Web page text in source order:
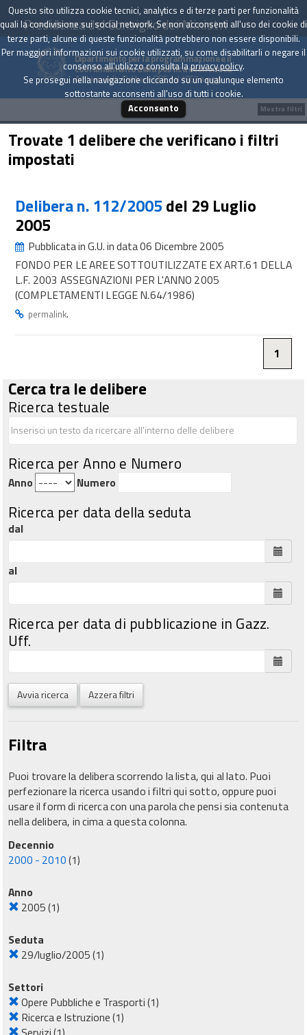
Presidenza del Consiglio dei Ministri
Dipartimento per la programmazione e il
coordinamento della politica economica
Archivio delle Delibere CIPE dal 1967 a oggi
Trovate 1 delibere che verificano i filtri
impostati
Delibera n. 112/2005 del 29 Luglio
2005
Pubblicata in G.U. in data 06 Dicembre 2005
FONDO PER LE AREE SOTTOUTILIZZATE EX ART.61 DELLA
L.F. 2003 ASSEGNAZIONI PER L'ANNO 2005
(COMPLETAMENTI LEGGE N.64/1986)
permalink.
1
Cerca tra le delibere
Ricerca testuale
Ricerca per Anno e Numero
Anno Numero
Ricerca per data della seduta
dal
al
Ricerca per data di pubblicazione in Gazz.
Uff.
Avvia ricerca Azzera filtri
Filtra
Puoi trovare la delibera scorrendo la lista, qui al lato. Puoi
perfezionare la ricerca usando i filtri qui sotto, oppure puoi
usare il form di ricerca con una parola che pensi sia contenuta
nella delibera, in cima a questa colonna.
Decennio
2000 - 2010(1)
Anno
2005(1)
Seduta
29/luglio/2005(1)
Settori
Opere Pubbliche e Trasporti(1)
Ricerca e Istruzione(1)
Mostra filtri
Questo sito utilizza cookie tecnici, analytics e di terze parti per funzionalità
quali la condivisione sui social network. Se non acconsenti all'uso dei cookie di
terze parti, alcune di queste funzionalità potrebbero non essere disponibili.
Per maggiori informazioni sui cookie utilizzati, su come disabilitarli o negare il
consenso all'utilizzo consulta laprivacy policy.
Se prosegui nella navigazione cliccando su un qualunque elemento
sottostante acconsenti all'uso di tutti i cookie.
Acconsento